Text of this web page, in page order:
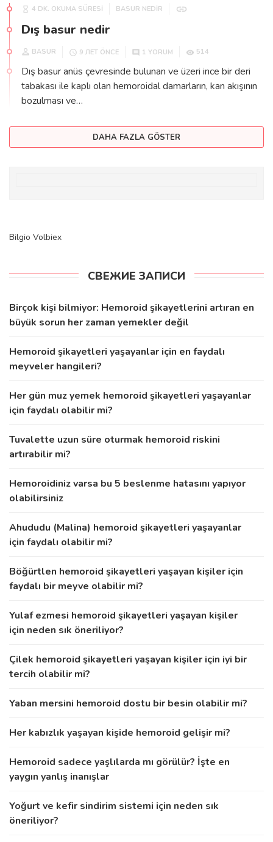
4 DK. OKUMA SÜRESİ BASUR NEDIR
Dış basur nedir
BASUR 9 ЛЕТ ÖNCE 1 YORUM 514
Dış basur anüs çevresinde bulunan ve üzeri ince bir deri
tabakası ile kaplı olan hemoroidal damarların, kan akışının
bozulması ve…
DAHA FAZLA GÖSTER
Bilgio Volbiex
СВЕЖИЕ ЗАПИСИ
Birçok kişi bilmiyor: Hemoroid şikayetlerini artıran en
büyük sorun her zaman yemekler değil
Hemoroid şikayetleri yaşayanlar için en faydalı
meyveler hangileri?
Her gün muz yemek hemoroid şikayetleri yaşayanlar
için faydalı olabilir mi?
Tuvalette uzun süre oturmak hemoroid riskini
artırabilir mi?
Hemoroidiniz varsa bu 5 beslenme hatasını yapıyor
olabilirsiniz
Ahududu (Malina) hemoroid şikayetleri yaşayanlar
için faydalı olabilir mi?
Böğürtlen hemoroid şikayetleri yaşayan kişiler için
faydalı bir meyve olabilir mi?
Yulaf ezmesi hemoroid şikayetleri yaşayan kişiler
için neden sık öneriliyor?
Çilek hemoroid şikayetleri yaşayan kişiler için iyi bir
tercih olabilir mi?
Yaban mersini hemoroid dostu bir besin olabilir mi?
Her kabızlık yaşayan kişide hemoroid gelişir mi?
Hemoroid sadece yaşlılarda mı görülür? İşte en
yaygın yanlış inanışlar
Yoğurt ve kefir sindirim sistemi için neden sık
öneriliyor?